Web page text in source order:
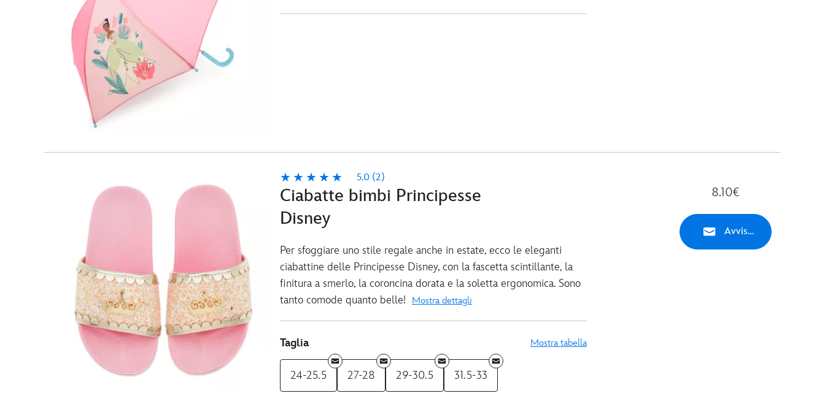
5.0 (2)
Ciabatte bimbi Principesse
Disney
Per sfoggiare uno stile regale anche in estate, ecco le eleganti
ciabattine delle Principesse Disney, con la fascetta scintillante, la
finitura a smerlo, la coroncina dorata e la soletta ergonomica. Sono
tanto comode quanto belle!
Mostra dettagli
Taglia Mostra tabella
24-25.5 27-28 29-30.5 31.5-33
8.10€
Avvisami